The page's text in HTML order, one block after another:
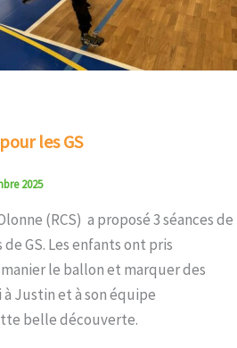
les GS
2025
(RCS) a proposé 3 séances de
GS. Les enfants ont pris
le ballon et marquer des
à Justin et à son équipe
belle découverte.